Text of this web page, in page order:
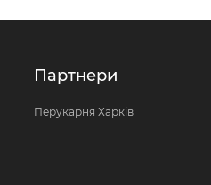
Партнери
Перукарня Харків